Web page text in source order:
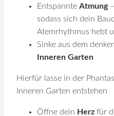
Entspannte Atmung
sodass sich dein
Atemrhythmus hebt
Sinke aus dem
Inneren Garten
Hierfür lasse in der
Inneren Garten entstehen
Öffne dein Herz für